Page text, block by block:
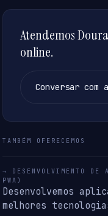
Atendemos
online.
Conversar com
TAMBÉM OFERECEMOS
→ DESENVOLVIMENTO
PWA)
Desenvolvemos
melhores